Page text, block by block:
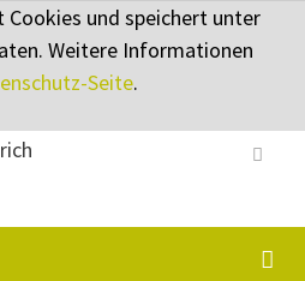
Cookies und speichert unter
Weitere Informationen
Seite.